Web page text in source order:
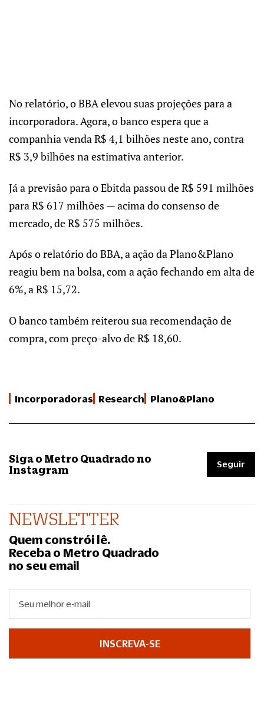
No relatório, o BBA elevou suas projeções para a
incorporadora. Agora, o banco espera que a
companhia venda R$ 4,1 bilhões neste ano, contra
R$ 3,9 bilhões na estimativa anterior.
Já a previsão para o Ebitda passou de R$ 591 milhões
para R$ 617 milhões — acima do consenso de
mercado, de R$ 575 milhões.
Após o relatório do BBA, a ação da Plano&Plano
reagiu bem na bolsa, com a ação fechando em alta de
6%, a R$ 15,72.
O banco também reiterou sua recomendação de
compra, com preço-alvo de R$ 18,60.
Incorporadoras Research Plano&Plano
Siga o Metro Quadrado no
Instagram
Seguir
NEWSLETTER
Quem constrói lê.
Receba o Metro Quadrado
no seu email
INSCREVA-SE